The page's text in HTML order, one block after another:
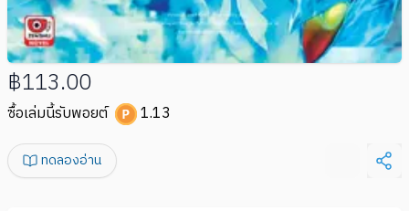
฿113.00
ซื้อเล่มนี้รับพอยต์ 1.13
ทดลองอ่าน